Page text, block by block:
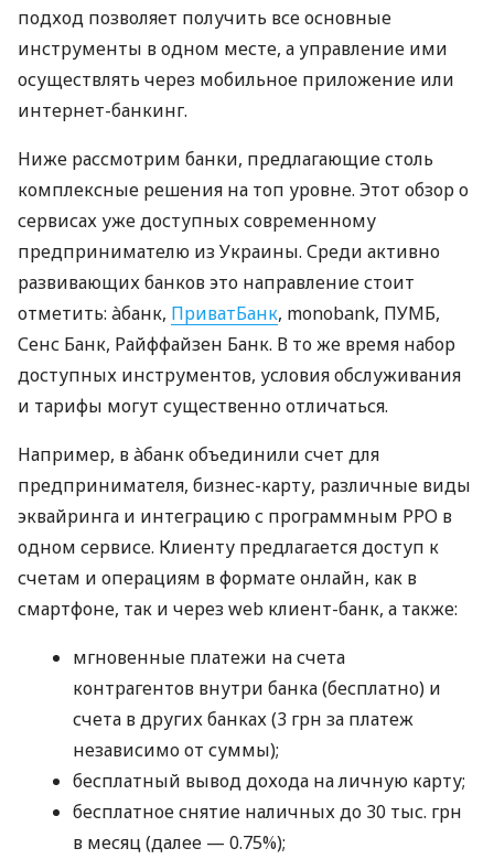
подход позволяет получить все основные
инструменты в одном месте, а управление ими
осуществлять через мобильное приложение или
интернет-банкинг.
Ниже рассмотрим банки, предлагающие столь
комплексные решения на топ уровне. Этот обзор о
сервисах уже доступных современному
предпринимателю из Украины. Среди активно
развивающих банков это направление стоит
отметить: àбанк, ПриватБанк, monobank, ПУМБ,
Сенс Банк, Райффайзен Банк. В то же время набор
доступных инструментов, условия обслуживания
и тарифы могут существенно отличаться.
Например, в àбанк объединили счет для
предпринимателя, бизнес-карту, различные виды
эквайринга и интеграцию с программным РРО в
одном сервисе. Клиенту предлагается доступ к
счетам и операциям в формате онлайн, как в
смартфоне, так и через web клиент-банк, а также:
мгновенные платежи на счета
контрагентов внутри банка (бесплатно) и
счета в других банках (3 грн за платеж
независимо от суммы);
бесплатный вывод дохода на личную карту;
бесплатное снятие наличных до 30 тыс. грн
в месяц (далее — 0.75%);